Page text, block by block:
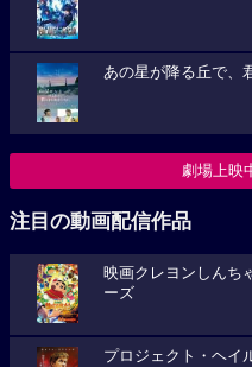
あの星が降る丘で、
劇場上映
注目の動画配信作品
映画クレヨンしんち
ーズ
プロジェクト・ヘイ